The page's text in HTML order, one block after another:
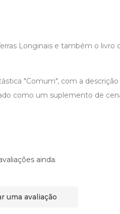
Longinais e também o livro
"Comum", com a
como um suplemento de
ainda.
uma avaliação